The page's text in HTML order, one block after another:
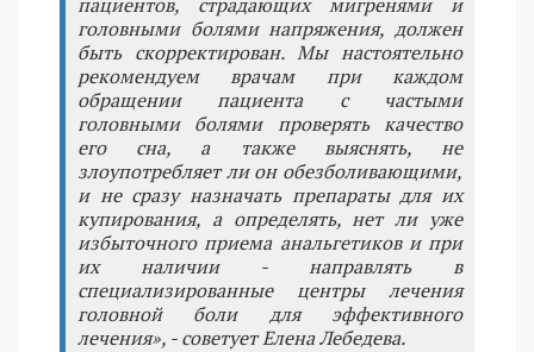
головными болями напряжения, должен
быть скорректирован. Мы настоятельно
рекомендуем врачам при каждом
обращении пациента с частыми
головными болями проверять качество
его сна, а также выяснять, не
злоупотребляет ли он обезболивающими,
и не сразу назначать препараты для их
купирования, а определять, нет ли уже
избыточного приема анальгетиков и при
их наличии - направлять в
специализированные центры лечения
головной боли для эффективного
лечения», - советует Елена Лебедева.